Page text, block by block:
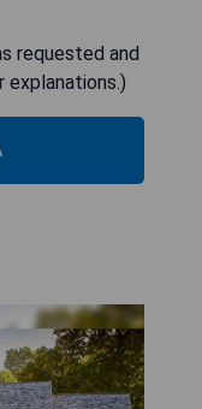
requested and
explanations.)